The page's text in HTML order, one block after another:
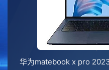
华为matebook x pro